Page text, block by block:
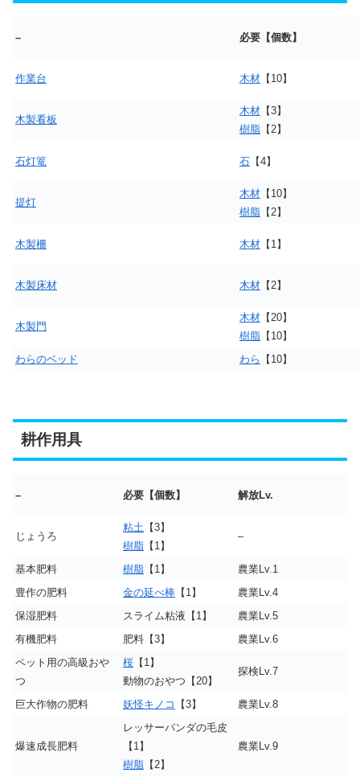
– 必要【個数】
作業台 木材 【10】
木製看板
木材 【3】
樹脂 【2】
石灯篭 石 【4】
提灯
木材 【10】
樹脂 【2】
木製柵 木材 【1】
木製床材 木材 【2】
木製門
木材 【20】
樹脂 【10】
わらのベッド
わら 【10】
耕作用具
– 必要【個数】 解放Lv.
じょうろ
粘土 【3】
樹脂 【1】
–
基本肥料 樹脂 【1】
農業Lv.1
豊作の肥料
金の延べ棒 【1】
農業Lv.4
保湿肥料
スライム粘液【1】
農業Lv.5
有機肥料
肥料【3】
農業Lv.6
ペット用の高級おや
つ
桜 【1】
動物のおやつ【20】
探検Lv.7
巨大作物の肥料 妖怪キノコ 【3】 農業Lv.8
爆速成長肥料
レッサーパンダの毛皮
【1】
樹脂 【2】
農業Lv.9